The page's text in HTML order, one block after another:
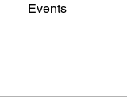
Events